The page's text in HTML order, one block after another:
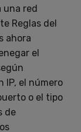
una red
Reglas del
ahora
el
IP, el número
o el tipo
de